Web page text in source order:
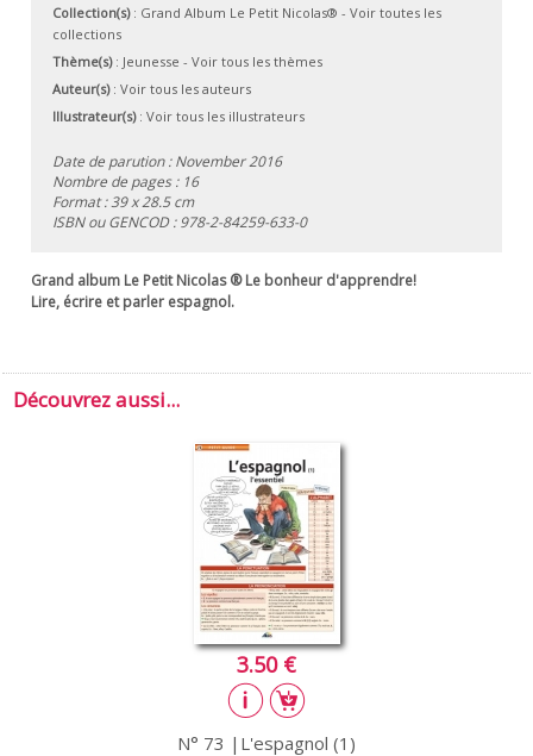
Collection(s): Grand Album Le Petit Nicolas® - Voir toutes les
collections
Thème(s): Jeunesse - Voir tous les thèmes
Auteur(s): Voir tous les auteurs
Illustrateur(s): Voir tous les illustrateurs
Date de parution : November 2016
Nombre de pages : 16
Format : 39 x 28.5 cm
ISBN ou GENCOD :978-2-84259-633-0
Grand album Le Petit Nicolas ® Le bonheur d'apprendre!
Lire, écrire et parler espagnol.
Découvrez aussi...
3.50 €
N° 73 |L'espagnol (1)